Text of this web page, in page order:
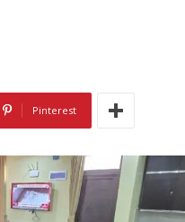
Pinterest